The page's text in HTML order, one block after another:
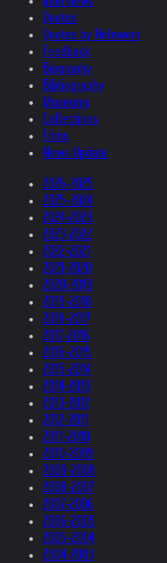
Quotes
Quotes by Helnwein
Feedback
Biography
Bibliography
Museums
Collections
Films
News Update
2026-2025
2025-2024
2024-2023
2023-2022
2022-2021
2021-2020
2020-2019
2019-2018
2018-2017
2017-2016
2016-2015
2015-2014
2014-2013
2013-2012
2012-2011
2011-2010
2010-2009
2009-2008
2008-2007
2007-2006
2006-2005
2005-2004
2004-2003